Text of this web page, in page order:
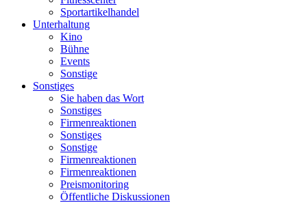
Sportartikelhandel
Unterhaltung
Kino
Bühne
Events
Sonstige
Sonstiges
Sie haben das Wort
Sonstiges
Firmenreaktionen
Sonstiges
Sonstige
Firmenreaktionen
Firmenreaktionen
Preismonitoring
Öffentliche Diskussionen